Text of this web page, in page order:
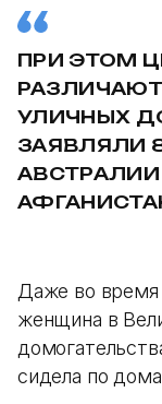
ПРИ ЭТОМ
УЛИЧНЫХ
ЗАЯВЛЯЛИ
Даже во время
женщина в
сидела по